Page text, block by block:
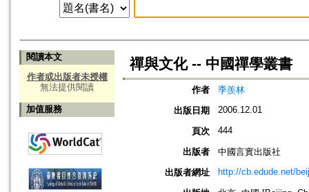
閱讀本文
作者或出版者未授權
無法提供閱讀
加值服務
禪與文化 -- 中國禪學叢書
作者
季羨林
出版日期
2006.12.01
頁次 444
出版者
中國言實出版社
出版者網址
http://cb.edude.net/